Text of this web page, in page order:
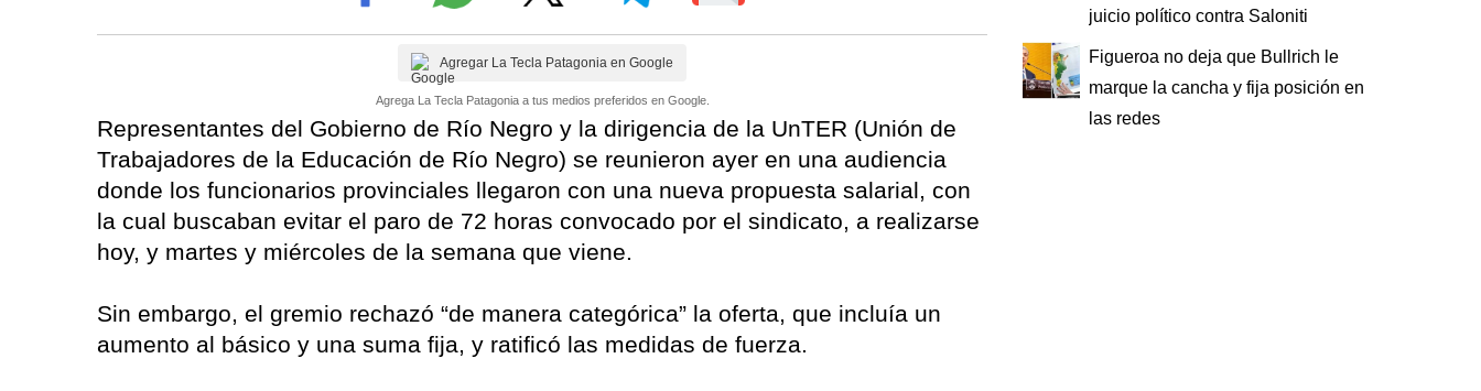
Agregar La Tecla Patagonia en Google
Agrega La Tecla Patagonia a tus medios preferidos en Google.
Representantes del Gobierno de Río Negro y la dirigencia de la UnTER (Unión de
Trabajadores de la Educación de Río Negro) se reunieron ayer en una audiencia
donde los funcionarios provinciales llegaron con una nueva propuesta salarial, con
la cual buscaban evitar el paro de 72 horas convocado por el sindicato, a realizarse
hoy, y martes y miércoles de la semana que viene.
Sin embargo, el gremio rechazó “de manera categórica” la oferta, que incluía un
aumento al básico y una suma fija, y ratificó las medidas de fuerza.
juicio político contra Saloniti
Figueroa no deja que Bullrich le
marque la cancha y fija posición en
las redes